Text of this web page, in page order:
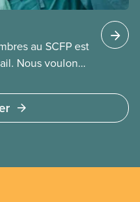
au SCFP est
Nous voulons
Dans
qui